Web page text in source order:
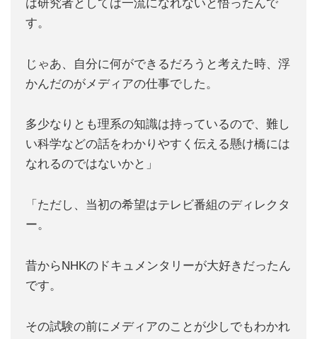
は研究者としては一流になれないと悟ったんで
す。
じゃあ、自分に何ができるだろうと考えた時、浮
かんだのがメディアの仕事でした。
多少なりとも理系の知識は持っているので、難し
い科学などの話をわかりやすく伝える懸け橋には
なれるのではないかと」
「ただし、当初の希望はテレビ番組のディレクタ
ー。
昔からNHKのドキュメンタリーが大好きだったん
です。
その試験の前にメディアのことが少しでもわかれ